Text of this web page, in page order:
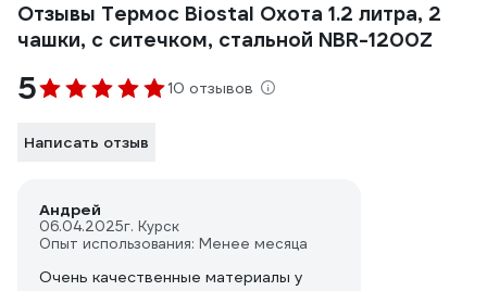
Отзывы Термос Biostal Охота 1.2 литра, 2
чашки, с ситечком, стальной NBR-1200Z
5 10 отзывов
Написать отзыв
Андрей
06.04.2025г. Курск
Опыт использования: Менее месяца
Очень качественные материалы у